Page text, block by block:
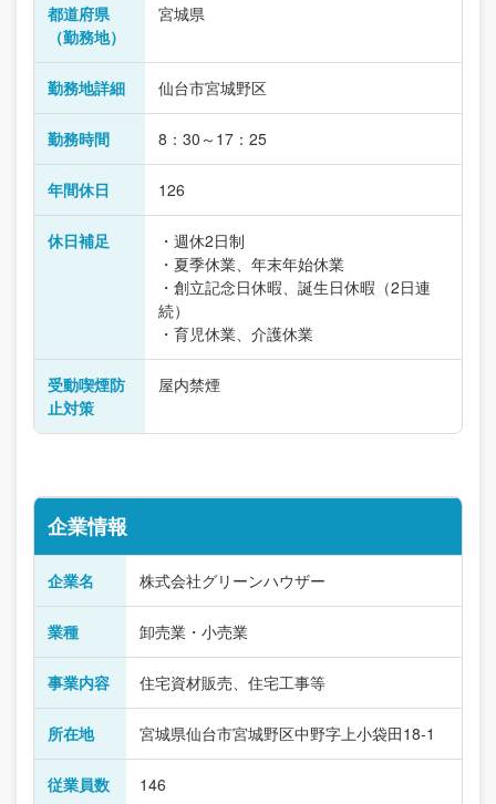
都道府県
（勤務地）
宮城県
勤務地詳細 仙台市宮城野区
勤務時間 8：30～17：25
年間休日 126
休日補足
・週休2日制
・夏季休業、年末年始休業
・創立記念日休暇、誕生日休暇（2日連
続）
・育児休業、介護休業
受動喫煙防
止対策
屋内禁煙
企業情報
企業名 株式会社グリーンハウザー
業種 卸売業・小売業
事業内容 住宅資材販売、住宅工事等
所在地 宮城県仙台市宮城野区中野字上小袋田18-1
従業員数 146